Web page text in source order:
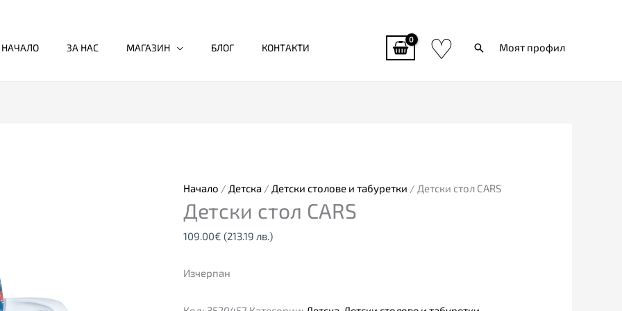
НАЧАЛО ЗА НАС МАГАЗИН БЛОГ КОНТАКТИ ♡ ТърсиМоят профил
Начало / Детска / Детски столове и табуретки / Детски стол CARS
Детски стол CARS
109.00€ (213.19 лв.)
Изчерпан